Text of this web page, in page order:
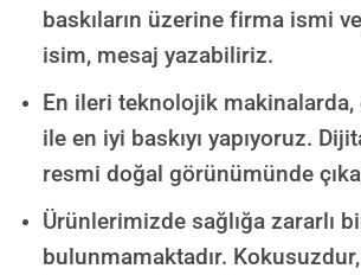
baskıların üzerine firma ismi
isim, mesaj yazabiliriz.
En ileri teknolojik
ile en iyi baskıyı yapıyoruz.
resmi doğal görünümünde
Ürünlerimizde sağlığa zararlı
bulunmamaktadır.